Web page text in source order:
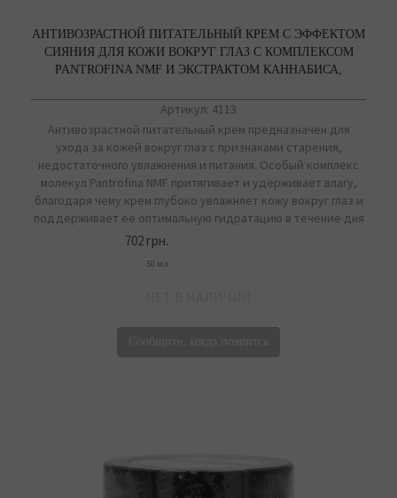
АНТИВОЗРАСТНОЙ ПИТАТЕЛЬНЫЙ КРЕМ С ЭФФЕКТОМ
СИЯНИЯ ДЛЯ КОЖИ ВОКРУГ ГЛАЗ С КОМПЛЕКСОМ
PANTROFINA NMF И ЭКСТРАКТОМ КАННАБИСА,
Артикул: 4113
Антивозрастной питательный крем предназначен для
ухода за кожей вокруг глаз с признаками старения,
недостаточного увлажнения и питания. Особый комплекс
молекул Pantrofina NMF притягивает и удерживает влагу,
благодаря чему крем глубоко увлажняет кожу вокруг глаз и
поддерживает ее оптимальную гидратацию в течение дня
702 грн.
50 мл